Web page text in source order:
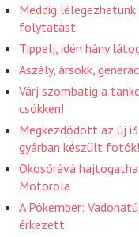
Meddig
folytatást
Tippelj, idén hány
Aszály, ársokk,
Várj szombatig a
csökken!
Megkezdődött az új
gyárban készült fotók!
Okosórává
Motorola
A Pókember:
érkezett